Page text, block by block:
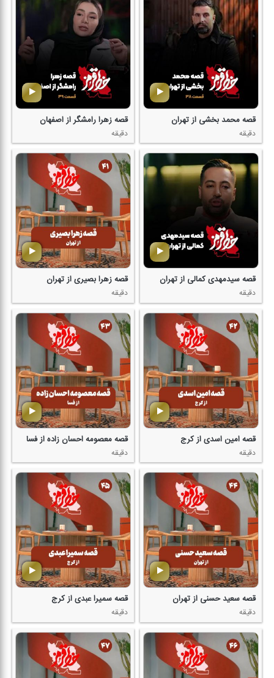
قصه محمد بخشی از تهران
دقیقه
قصه زهرا رامشگر از اصفهان
دقیقه
قصه سیدمهدی كمالی از تهران
دقیقه
قصه زهرا بصیری از تهران
دقیقه
قصه امین اسدی از كرج
دقیقه
قصه معصومه احسان زاده از فسا
دقیقه
قصه سعید حسنی از تهران
دقیقه
قصه سمیرا عبدی از كرج
دقیقه